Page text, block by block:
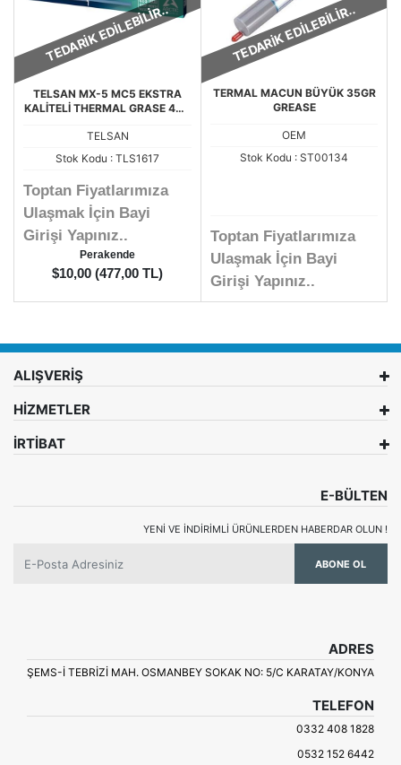
TEDARİK EDİLEBİLİR..
TELSAN MX-5 MC5 EKSTRA
KALİTELİ THERMAL GRASE 4GR
TELSAN
Stok Kodu : TLS1617
Toptan Fiyatlarımıza
Ulaşmak İçin Bayi
Girişi Yapınız..
Perakende
$10,00 (477,00 TL)
TEDARİK EDİLEBİLİR..
TERMAL MACUN BÜYÜK 35GR
GREASE
OEM
Stok Kodu : ST00134
Toptan Fiyatlarımıza
Ulaşmak İçin Bayi
Girişi Yapınız..
ALIŞVERİŞ
HİZMETLER
İRTİBAT
E-BÜLTEN
YENI VE INDIRIMLI ÜRÜNLERDEN HABERDAR OLUN !
ABONE OL
ADRES
ŞEMS-İ TEBRİZİ MAH. OSMANBEY SOKAK NO: 5/C KARATAY/KONYA
TELEFON
0332 408 1828
0532 152 6442